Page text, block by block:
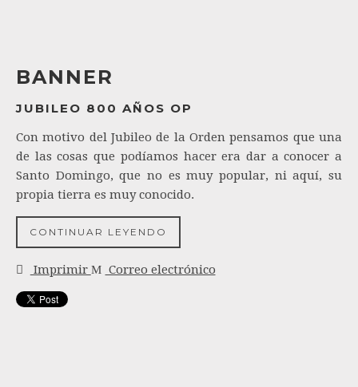
BANNER
JUBILEO 800 AÑOS OP
Con motivo del Jubileo de la Orden pensamos que una
de las cosas que podíamos hacer era dar a conocer a
Santo Domingo, que no es muy popular, ni aquí, su
propia tierra es muy conocido.
CONTINUAR LEYENDO
Imprimir Correo electrónico